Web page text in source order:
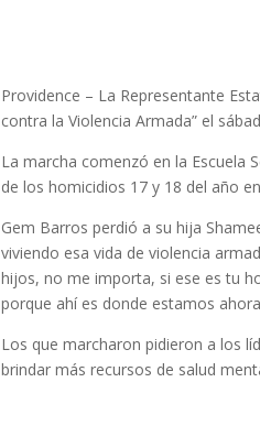
Providence – La Representante
contra la Violencia Armada” el
La marcha comenzó en la Escuela
de los homicidios 17 y 18 del año
Gem Barros perdió a su hija
viviendo esa vida de violencia
hijos, no me importa, si ese es tu
porque ahí es donde estamos
Los que marcharon pidieron a los
brindar más recursos de salud